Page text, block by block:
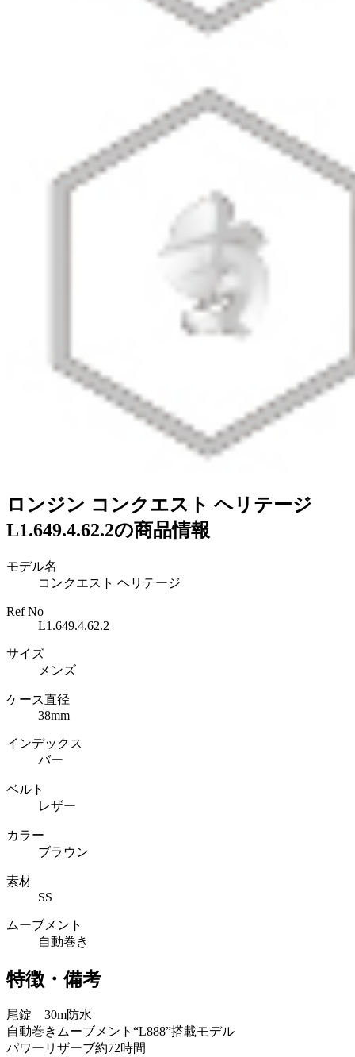
ロンジン コンクエスト ヘリテージ
L1.649.4.62.2の商品情報
モデル名
コンクエスト ヘリテージ
Ref No
L1.649.4.62.2
サイズ
メンズ
ケース直径
38mm
インデックス
バー
ベルト
レザー
カラー
ブラウン
素材
SS
ムーブメント
自動巻き
特徴・備考
尾錠 30m防水
自動巻きムーブメント“L888”搭載モデル
パワーリザーブ約72時間